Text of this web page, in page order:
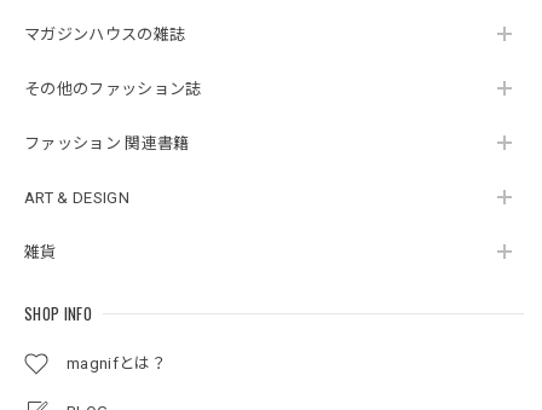
マガジンハウスの雑誌
その他のファッション誌
ファッション 関連書籍
ART & DESIGN
雑貨
SHOP INFO
magnifとは？